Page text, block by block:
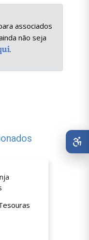
associados
não seja
.